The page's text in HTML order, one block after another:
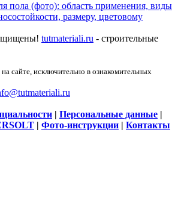
пола (фото): область применения, виды
размеру, цветовому
tutmateriali.ru - строительные
сайте, исключительно в ознакомительных
| Персональные данные |
| Фото-инструкции | Контакты